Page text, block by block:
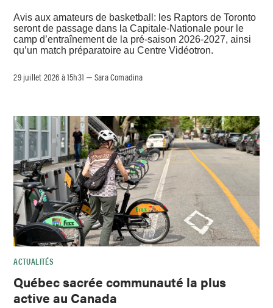
Avis aux amateurs de basketball: les Raptors de Toronto
seront de passage dans la Capitale-Nationale pour le
camp d’entraînement de la pré-saison 2026-2027, ainsi
qu’un match préparatoire au Centre Vidéotron.
29 juillet 2026 à 15h31 –Sara Comadina
ACTUALITÉS
Québec sacrée communauté la plus
active au Canada